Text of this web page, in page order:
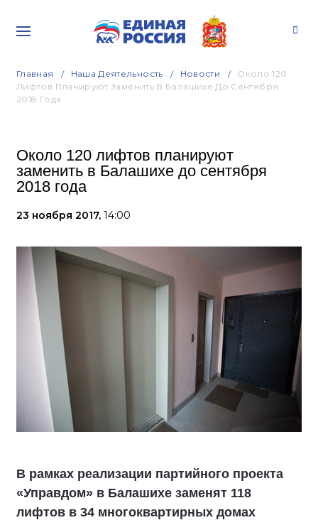
Главная Наша Деятельность Новости
Около 120
Лифтов Планируют Заменить В Балашихе До Сентября
2018 Года
Около 120 лифтов планируют
заменить в Балашихе до сентября
2018 года
23 ноября 2017, 14:00
В рамках реализации партийного проекта
«Управдом» в Балашихе заменят 118
лифтов в 34 многоквартирных домах